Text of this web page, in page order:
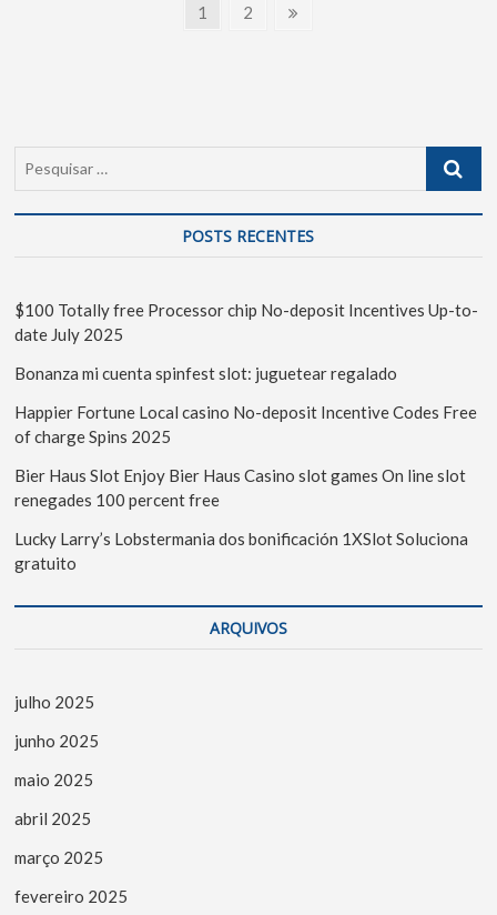
1 2
POSTS RECENTES
$100 Totally free Processor chip No-deposit Incentives Up-to-
date July 2025
Bonanza mi cuenta spinfest slot: juguetear regalado
Happier Fortune Local casino No-deposit Incentive Codes Free
of charge Spins 2025
Bier Haus Slot Enjoy Bier Haus Casino slot games On line slot
renegades 100 percent free
Lucky Larry’s Lobstermania dos bonificación 1XSlot Soluciona
gratuito
ARQUIVOS
julho 2025
junho 2025
maio 2025
abril 2025
março 2025
fevereiro 2025